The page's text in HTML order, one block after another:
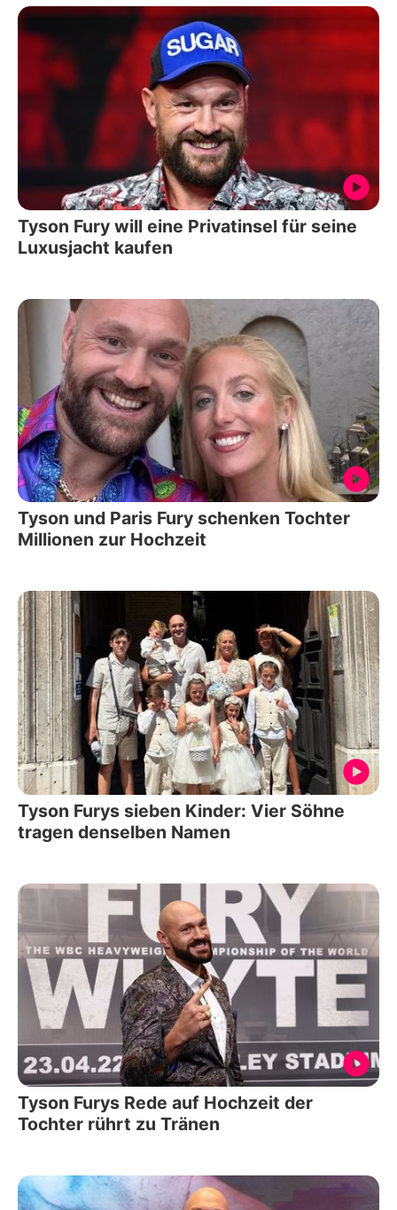
Tyson Fury will eine Privatinsel für seine
Luxusjacht kaufen
Tyson und Paris Fury schenken Tochter
Millionen zur Hochzeit
Tyson Furys sieben Kinder: Vier Söhne
tragen denselben Namen
Tyson Furys Rede auf Hochzeit der
Tochter rührt zu Tränen